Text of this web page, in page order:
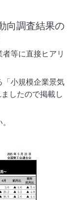
向調査結果の
等に直接ヒアリ
「小規模企業景気
したので掲載し